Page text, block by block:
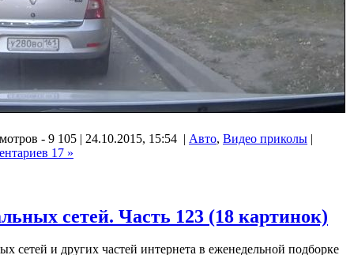
- 9 105 | 24.10.2015, 15:54 | Авто, Видео приколы |
17 »
сетей. Часть 123 (18 картинок)
и других частей интернета в еженедельной подборке